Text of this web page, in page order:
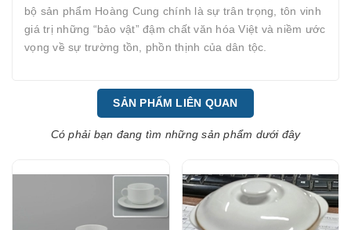
bộ sản phẩm Hoàng Cung chính là sự trân trọng, tôn vinh
giá trị những “bảo vật” đậm chất văn hóa Việt và niềm ước
vọng về sự trường tồn, phồn thịnh của dân tộc.
SẢN PHẨM LIÊN QUAN
Có phải bạn đang tìm những sản phẩm dưới đây